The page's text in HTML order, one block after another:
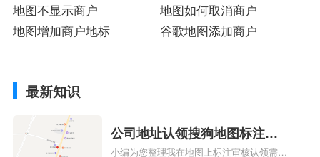
地图不显示商户
地图如何取消商户
地图增加商户地标
谷歌地图添加商户
最新知识
公司地址认领搜狗地图标注多
小编为您整理我在地图上标注审核认领需要